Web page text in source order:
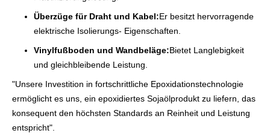
Überzüge für Draht und Kabel:Er besitzt hervorragende
elektrische Isolierungs- Eigenschaften.
Vinylfußboden und Wandbeläge:Bietet Langlebigkeit
und gleichbleibende Leistung.
"Unsere Investition in fortschrittliche Epoxidationstechnologie
ermöglicht es uns, ein epoxidiertes Sojaölprodukt zu liefern, das
konsequent den höchsten Standards an Reinheit und Leistung
entspricht".